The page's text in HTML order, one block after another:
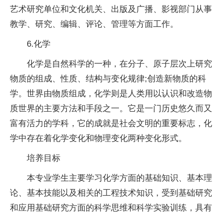
艺术研究单位和文化机关、出版及广播、影视部门从事
教学、研究、编辑、评论、管理等方面工作。
6.化学
化学是自然科学的一种，在分子、原子层次上研究
物质的组成、性质、结构与变化规律;创造新物质的科
学。世界由物质组成，化学则是人类用以认识和改造物
质世界的主要方法和手段之一。它是一门历史悠久而又
富有活力的学科，它的成就是社会文明的重要标志，化
学中存在着化学变化和物理变化两种变化形式。
培养目标
本专业学生主要学习 化学方面的基础知识、基本理
论、基本技能以及相关的工程技术知识，受到基础研究
和应用基础研究方面的科学思维和科学实验训练，具有